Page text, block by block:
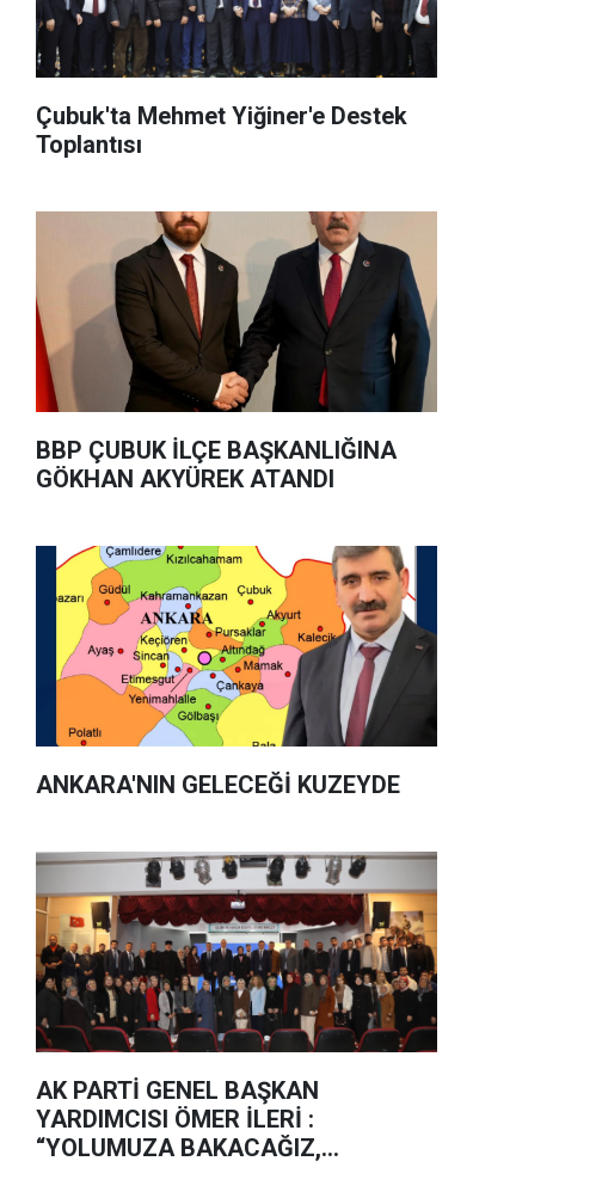
Çubuk'ta Mehmet Yiğiner'e Destek
Toplantısı
BBP ÇUBUK İLÇE BAŞKANLIĞINA
GÖKHAN AKYÜREK ATANDI
ANKARA'NIN GELECEĞİ KUZEYDE
AK PARTİ GENEL BAŞKAN
YARDIMCISI ÖMER İLERİ :
“YOLUMUZA BAKACAĞIZ,